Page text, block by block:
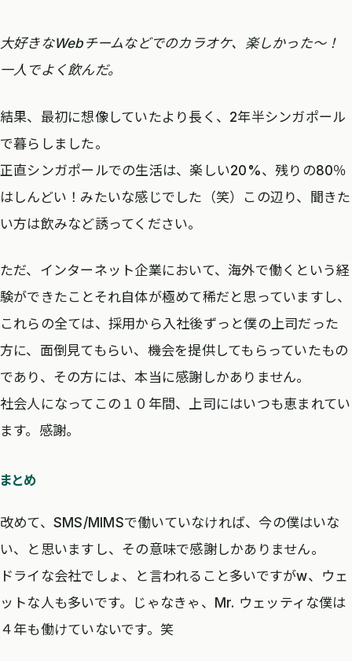
大好きなWebチームなどでのカラオケ、楽しかった〜！
一人でよく飲んだ。
結果、最初に想像していたより長く、2年半シンガポール
で暮らしました。
正直シンガポールでの生活は、楽しい20%、残りの80％
はしんどい！みたいな感じでした（笑）この辺り、聞きた
い方は飲みなど誘ってください。
ただ、インターネット企業において、海外で働くという経
験ができたことそれ自体が極めて稀だと思っていますし、
これらの全ては、採用から入社後ずっと僕の上司だった
方に、面倒見てもらい、機会を提供してもらっていたもの
であり、その方には、本当に感謝しかありません。
社会人になってこの１０年間、上司にはいつも恵まれてい
ます。感謝。
まとめ
改めて、SMS/MIMSで働いていなければ、今の僕はいな
い、と思いますし、その意味で感謝しかありません。
ドライな会社でしょ、と言われること多いですがw、ウェ
ットな人も多いです。じゃなきゃ、Mr. ウェッティな僕は
４年も働けていないです。笑